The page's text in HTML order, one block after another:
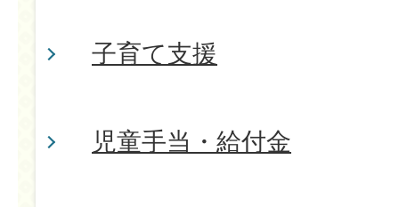
子育て支援
児童手当・給付金